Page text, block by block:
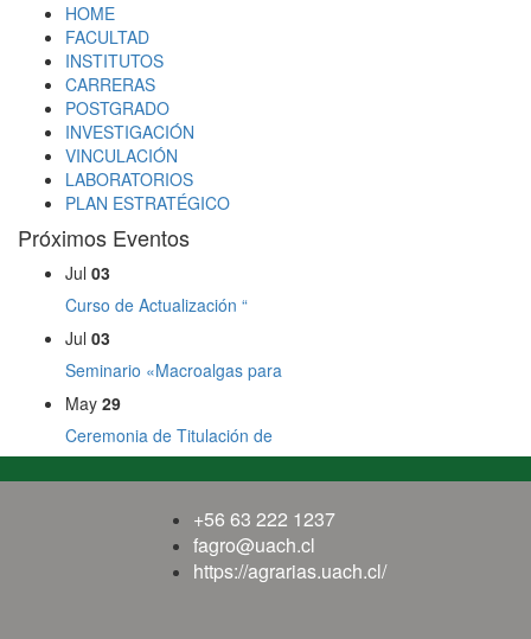
HOME
FACULTAD
INSTITUTOS
CARRERAS
POSTGRADO
INVESTIGACIÓN
VINCULACIÓN
LABORATORIOS
PLAN ESTRATÉGICO
Próximos Eventos
Jul 03
Curso de Actualización “
Jul 03
Seminario «Macroalgas para
May 29
Ceremonia de Titulación de
+56 63 222 1237
fagro@uach.cl
https://agrarias.uach.cl/